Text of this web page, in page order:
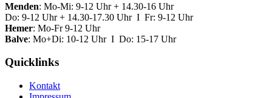
Menden: Mo-Mi: 9-12 Uhr + 14.30-16 Uhr
Do: 9-12 Uhr + 14.30-17.30 Uhr I Fr: 9-12 Uhr
Hemer: Mo-Fr 9-12 Uhr
Balve: Mo+Di: 10-12 Uhr I Do: 15-17 Uhr
Quicklinks
Kontakt